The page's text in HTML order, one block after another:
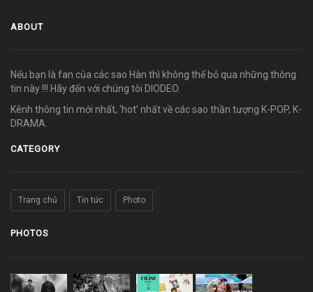
ABOUT
Nếu bạn là fan của các sao Hàn thì không thể bỏ qua những thông
tin này !!! Hãy đến với chúng tôi DIODEO.
Kênh thông tin mới nhất, ‘hot’ nhất về các sao thần tượng K-POP, K-
DRAMA.
CATEGORY
Trang chủ Tin tức Photo
PHOTOS